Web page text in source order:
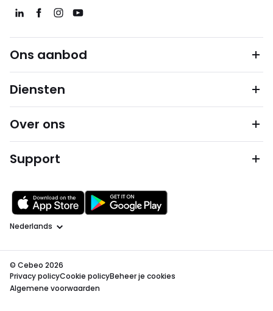
Ons aanbod
Diensten
Over ons
Support
Taal
© Cebeo 2026
Privacy policyCookie policyBeheer je cookies
Algemene voorwaarden